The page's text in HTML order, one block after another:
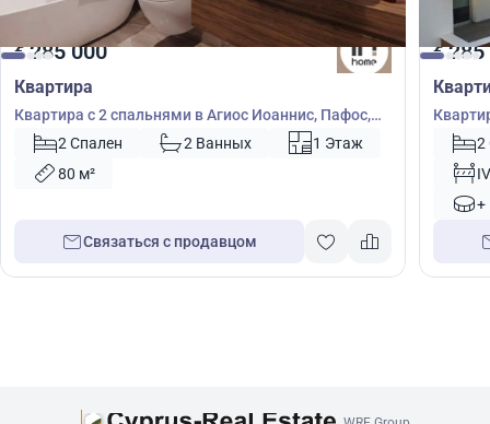
€285 000
Квартира
Квартира с 2 спальнями в Агиос Иоаннис, Пафос,
Кипр № 37143
2 Спален 2 Ванных
1 Этаж
80 м²
Связаться с продавцом
€285
2